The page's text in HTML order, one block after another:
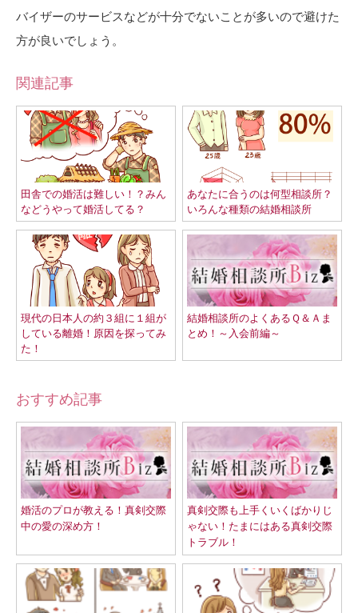
バイザーのサービスなどが十分でないことが多いので避けた
方が良いでしょう。
関連記事
田舎での婚活は難しい！？みん
などうやって婚活してる？
あなたに合うのは何型相談所？
いろんな種類の結婚相談所
現代の日本人の約３組に１組が
している離婚！原因を探ってみ
た！
結婚相談所のよくあるＱ＆Ａま
とめ！～入会前編～
おすすめ記事
婚活のプロが教える！真剣交際
中の愛の深め方！
真剣交際も上手くいくばかりじ
ゃない！たまにはある真剣交際
トラブル！